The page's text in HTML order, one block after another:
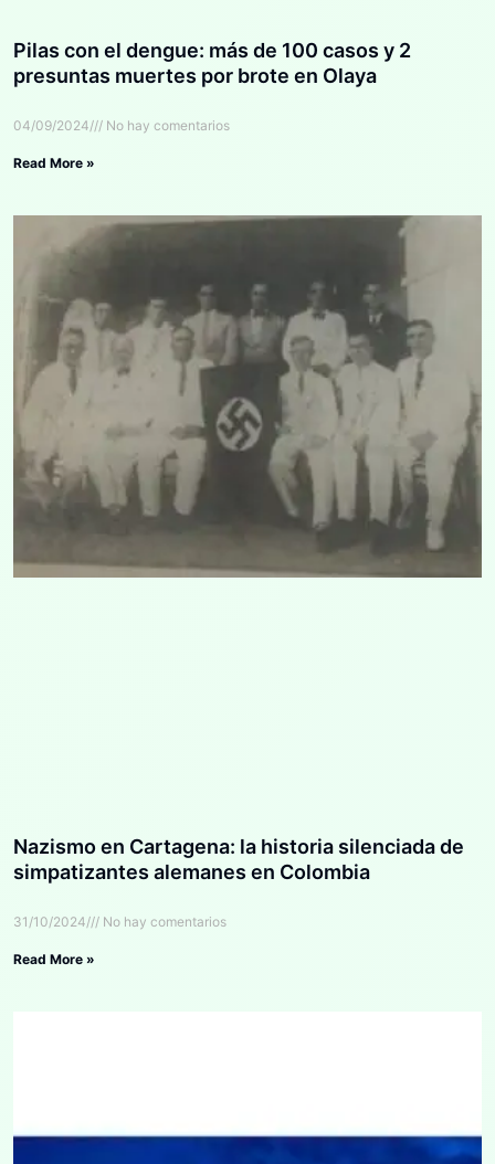
Pilas con el dengue: más de 100 casos y 2
presuntas muertes por brote en Olaya
04/09/2024 No hay comentarios
Read More »
Nazismo en Cartagena: la historia silenciada de
simpatizantes alemanes en Colombia
31/10/2024 No hay comentarios
Read More »